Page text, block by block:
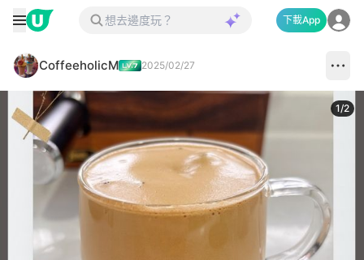
下載App
CoffeeholicM 2025/02/27
1/2